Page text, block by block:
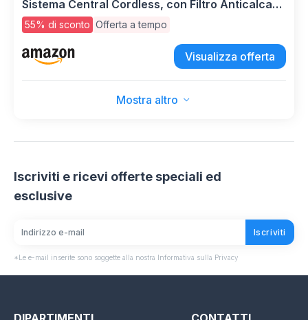
Sistema Central Cordless, con Filtro Anticalcare
Removibile, Spegnimento Automatico, 22,0 x
15,5 x 21,0 cm, Nero - WK 3410
55% di sconto Offerta a tempo
Visualizza offerta
Mostra altro
Iscriviti e ricevi offerte speciali ed
esclusive
Iscriviti
*Le e-mail inserite sono soggette alla nostra Informativa sulla Privacy